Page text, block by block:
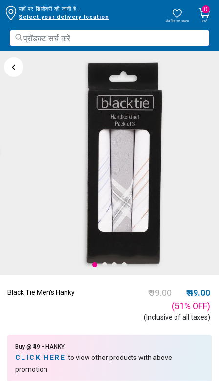
यहाँ पर डिलीवरी की जानी है :
Select your delivery location
सेव किए गए आइटम
0
कार्ट
Black Tie Men's Hanky Price reduced
₹ 99.00to
₹ 49.00
(51% OFF)
(Inclusive of all taxes)
Buy @ ₹49 - HANKY
CLICK HEREto view other products with above
promotion